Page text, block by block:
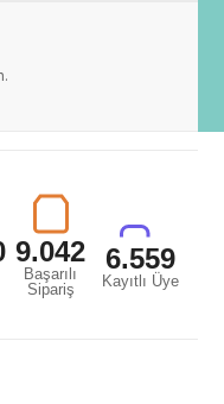
9.042
Başarılı
Sipariş
6.559
Kayıtlı Üye